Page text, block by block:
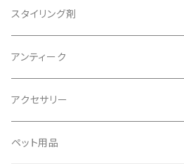
男性美容
オーガニック
スタイリング剤
アンティーク
アクセサリー
ペット用品